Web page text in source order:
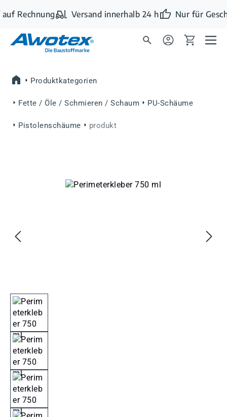
Zum Hauptinhalt springen
Rechnung Versand innerhalb 24 h Nur für
Produktkategorien
Fette / Öle / Schmieren / Schaum PU-Schäume
Pistolenschäume produkt
Bildergalerie überspringen